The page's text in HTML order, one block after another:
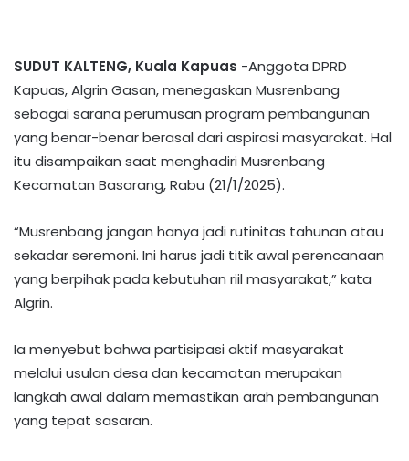
SUDUT KALTENG, Kuala Kapuas -Anggota DPRD
Kapuas, Algrin Gasan, menegaskan Musrenbang
sebagai sarana perumusan program pembangunan
yang benar-benar berasal dari aspirasi masyarakat. Hal
itu disampaikan saat menghadiri Musrenbang
Kecamatan Basarang, Rabu (21/1/2025).
“Musrenbang jangan hanya jadi rutinitas tahunan atau
sekadar seremoni. Ini harus jadi titik awal perencanaan
yang berpihak pada kebutuhan riil masyarakat,” kata
Algrin.
Ia menyebut bahwa partisipasi aktif masyarakat
melalui usulan desa dan kecamatan merupakan
langkah awal dalam memastikan arah pembangunan
yang tepat sasaran.